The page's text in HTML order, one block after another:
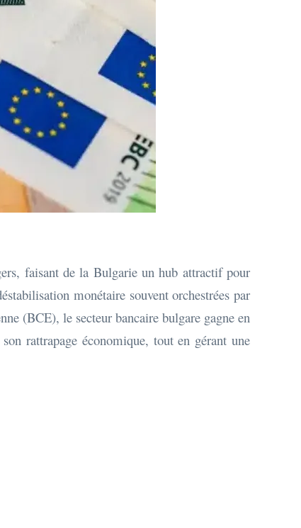
faisant de la Bulgarie un hub attractif pour
monétaire souvent orchestrées par
(BCE), le secteur bancaire bulgare gagne en
rattrapage économique, tout en gérant une